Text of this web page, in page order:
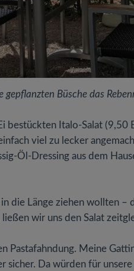
gepflanzten Büsche das
bestückten Italo-Salat
viel zu lecker
Öl-Dressing aus dem
die Länge ziehen wollten
wir uns den Salat
Pastafahndung. Meine
Da würden für unsere